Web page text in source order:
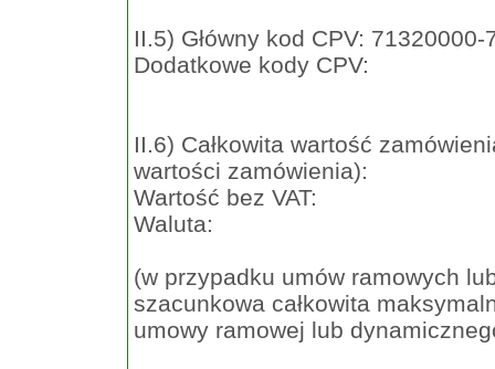
II.5) Główny kod CPV: 71320000-
Dodatkowe kody CPV:
II.6) Całkowita wartość
wartości zamówienia):
Wartość bez VAT:
Waluta:
(w przypadku umów ramowych
szacunkowa całkowita
umowy ramowej lub